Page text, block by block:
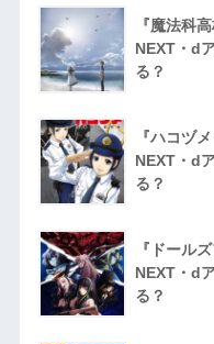
『魔法科
NEXT・d
る？
『ハコヅ
NEXT・d
る？
『ドール
NEXT・d
る？